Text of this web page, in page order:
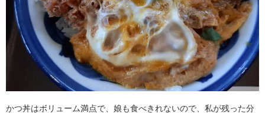
かつ丼はボリューム満点で、娘も食べきれないので、私が残った分